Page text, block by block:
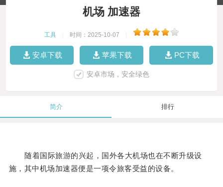
机场 加速器
工具 时间：2025-10-07
安卓下载 苹果下载 PC下载
安卓市场，安全绿色
简介 排行
随着国际旅游的兴起，国外各大机场也在不断升级设
施，其中机场加速器便是一项令旅客受益的设备。